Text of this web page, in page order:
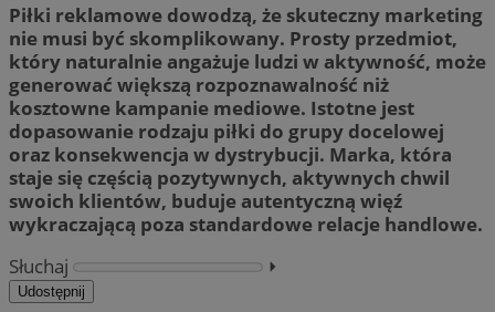
Piłki reklamowe dowodzą, że skuteczny marketing
nie musi być skomplikowany. Prosty przedmiot,
który naturalnie angażuje ludzi w aktywność, może
generować większą rozpoznawalność niż
kosztowne kampanie mediowe. Istotne jest
dopasowanie rodzaju piłki do grupy docelowej
oraz konsekwencja w dystrybucji. Marka, która
staje się częścią pozytywnych, aktywnych chwil
swoich klientów, buduje autentyczną więź
wykraczającą poza standardowe relacje handlowe.
Słuchaj
⏵︎
Udostępnij